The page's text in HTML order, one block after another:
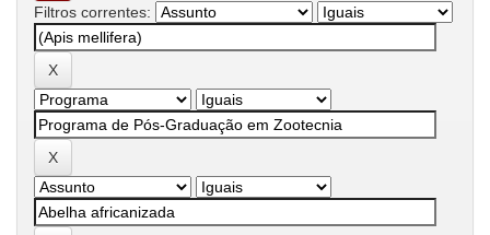
Filtros correntes: